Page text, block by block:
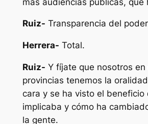
Ruiz- Transparencia del
Herrera- Total.
Ruiz- Y fíjate que nosotros
provincias tenemos la
cara y se ha visto el beneficio
implicaba y cómo ha
la gente.